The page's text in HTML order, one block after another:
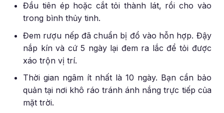
Đầu tiên ép hoặc cắt tỏi thành lát, rồi cho vào
trong bình thủy tinh.
Đem rượu nếp đã chuẩn bị đổ vào hỗn hợp. Đậy
nắp kín và cứ 5 ngày lại đem ra lắc để tỏi được
xáo trộn vị trí.
Thời gian ngâm ít nhất là 10 ngày. Bạn cần bảo
quản tại nơi khô ráo tránh ánh nắng trực tiếp của
mặt trời.